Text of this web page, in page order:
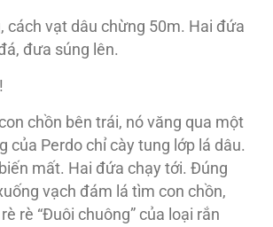
cách vạt dâu chừng 50m. Hai đứa
đưa súng lên.
chồn bên trái, nó văng qua một
của Perdo chỉ cày tung lớp lá dâu.
mất. Hai đứa chạy tới. Đúng
vạch đám lá tìm con chồn,
rè “Đuôi chuông” của loại rắn